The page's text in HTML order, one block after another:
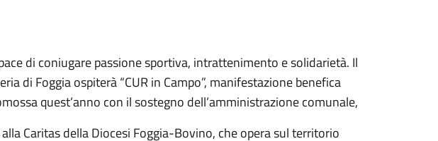
di coniugare passione sportiva, intrattenimento e solidarietà. Il
di Foggia ospiterà “CUR in Campo”, manifestazione benefica
quest’anno con il sostegno dell’amministrazione comunale,
Caritas della Diocesi Foggia-Bovino, che opera sul territorio